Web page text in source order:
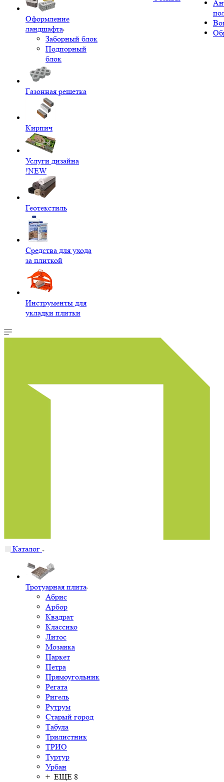
Оформление
ландшафта
Заборный блок
Подпорный
блок
Газонная решетка
Кирпич
Услуги дизайна
!NEW
Геотекстиль
Средства для ухода
за плиткой
Инструменты для
укладки плитки
Каталог
Тротуарная плита
Абрис
Арбор
Квадрат
Классико
Литос
Мозаика
Паркет
Петра
Прямоугольник
Регата
Ригель
Рутрум
Старый город
Табула
Трилистник
ТРИО
Туртур
Урбан
+ ЕЩЕ 8